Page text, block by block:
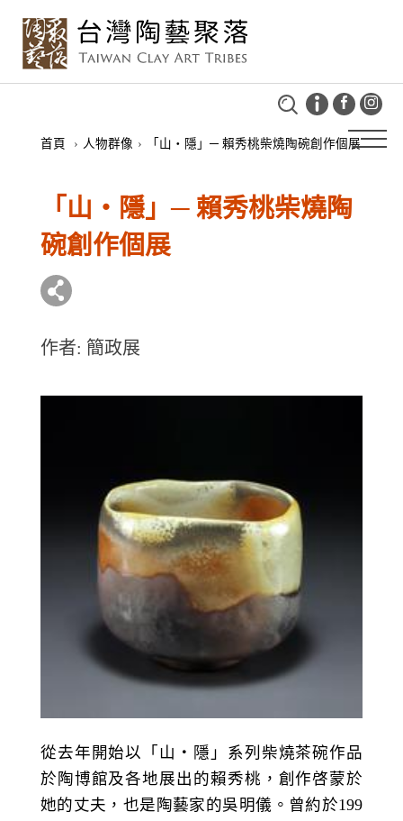
首頁 › 人物群像 › 「山‧隱」─ 賴秀桃柴燒陶碗創作個展
「山‧隱」─ 賴秀桃柴燒陶
碗創作個展
作者: 簡政展
從去年開始以「山‧隱」系列柴燒茶碗作品
於陶博館及各地展出的賴秀桃，創作啓蒙於
她的丈夫，也是陶藝家的吳明儀。曾約於199